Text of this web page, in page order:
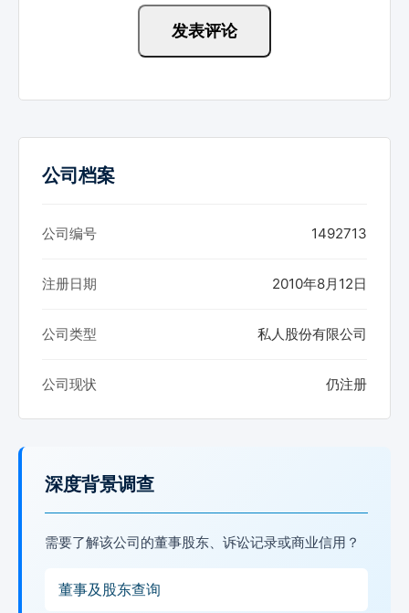
公司档案
公司编号 1492713
注册日期 2010年8月12日
公司类型 私人股份有限公司
公司现状 仍注册
深度背景调查
需要了解该公司的董事股东、诉讼记录或商业信用？
董事及股东查询